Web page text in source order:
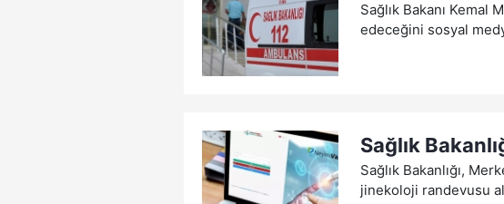
Sağlık Bakanı
edeceğini sosyal
Sağlık
Sağlık Bakanlığı,
jinekoloji randevusu